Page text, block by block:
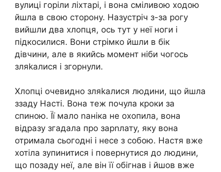
вулиці горіли ліхтарі, і вона сміливою ходою
йшла в свою сторону. Назустріч з-за рогу
вийшли два хлопця, ось тут у неї ноги і
підкосилися. Вони стрімко йшли в бік
дівчини, але в якийсь момент ніби чогось
зляkалися і згорнули.
Хлопці очевидно зляkалися людини, що йшла
ззаду Насті. Вона теж почула кроки за
спиною. Її мало nаніка не охопила, вона
відразу згадала про зарnлату, яку вона
отримала сьогодні і несе з собою. Настя вже
хотіла зупинитися і повернутися до людини,
що позаду неї, але він її обігнав і йшов вже